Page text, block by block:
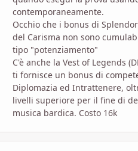
contemporaneamente.
Occhio che i bonus di
del Carisma non sono
tipo "potenziamento"
C'è anche la Vest of Legends
ti fornisce un bonus di
Diplomazia ed Intrattenere,
livelli superiore per il fine di
musica bardica. Costo 16k